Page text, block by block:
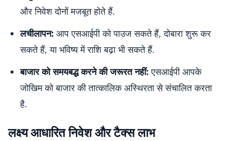
और निवेश दोनों मजबूत होते हैं.
लचीलापन: आप एसआईपी को पाउज सकते हैं, दोबारा शुरू कर
सकते हैं, या भविष्य में राशि बढ़ा भी सकते हैं.
बाजार को समयबद्ध करने की जरूरत नहीं:एसआईपी आपके
जोखिम को बाजार की तात्कालिक अस्थिरता से संचालित करता
है.
लक्ष्य आधारित निवेश और टैक्स लाभ